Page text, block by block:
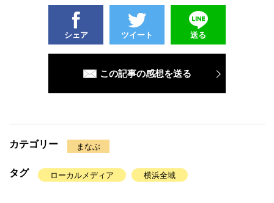
シェア ツイート 送る
この記事の感想を送る
カテゴリー まなぶ
タグ ローカルメディア 横浜全域